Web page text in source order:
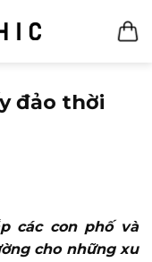
đảo thời
các con phố và
cho những xu